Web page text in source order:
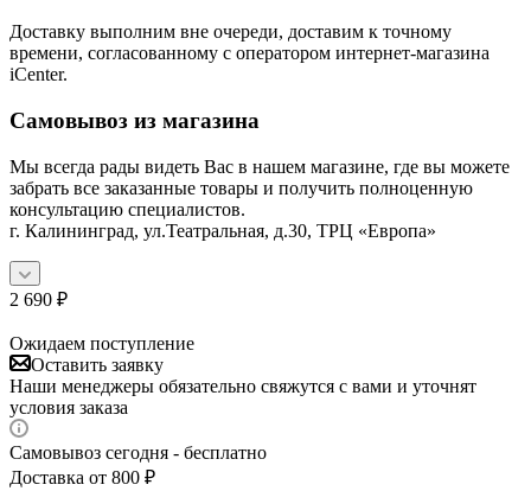
Доставку выполним вне очереди, доставим к точному
времени, согласованному с оператором интернет-магазина
iCenter.
Самовывоз из магазина
Мы всегда рады видеть Вас в нашем магазине, где вы можете
забрать все заказанные товары и получить полноценную
консультацию специалистов.
г. Калининград, ул.Театральная, д.30, ТРЦ «Европа»
2 690 ₽
Ожидаем поступление
Оставить заявку
Наши менеджеры обязательно свяжутся с вами и уточнят
условия заказа
Самовывоз сегодня - бесплатно
Доставка от 800 ₽